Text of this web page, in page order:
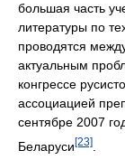
большая часть
литературы по
проводятся
актуальным
конгрессе
ассоциацией
сентябре 2007
Беларуси [23]